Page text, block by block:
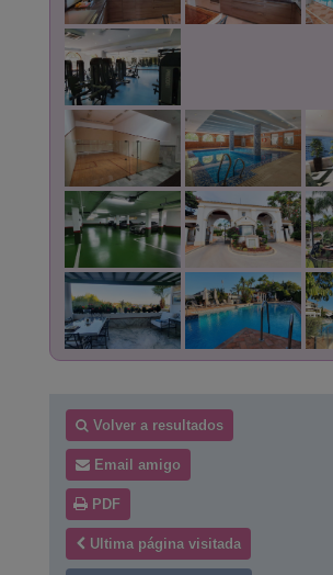
Volver a resultados
Email amigo
PDF
Ultima página visitada